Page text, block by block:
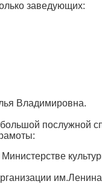
заведующих:
Владимировна.
послужной